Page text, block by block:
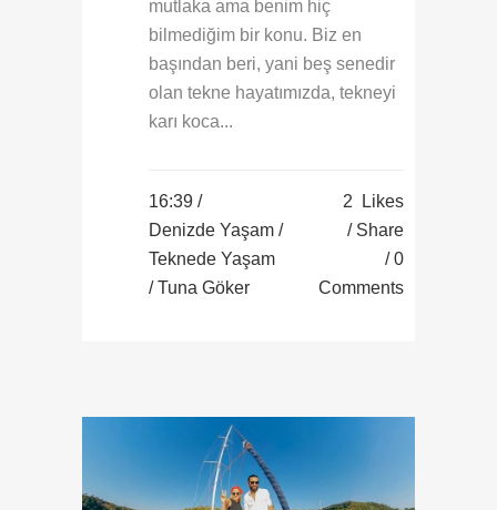
mutlaka ama benim hiç
bilmediğim bir konu. Biz en
başından beri, yani beş senedir
olan tekne hayatımızda, tekneyi
karı koca...
16:39 /
Denizde Yaşam /
Teknede Yaşam
/ Tuna Göker
2
Likes
Share
0
Comments